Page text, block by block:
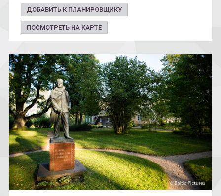
ДОБАВИТЬ К ПЛАНИРОВЩИКУ
ПОСМОТРЕТЬ НА КАРТЕ